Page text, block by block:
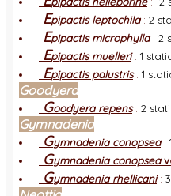
Epipactis leptochila: 2
Epipactis microphylla: 2
Epipactis muelleri: 1
Epipactis palustris: 1
Goodyera
Goodyera repens: 2
Gymnadenia
Gymnadenia conopsea:
Gymnadenia conopsea
Gymnadenia rhellicani: